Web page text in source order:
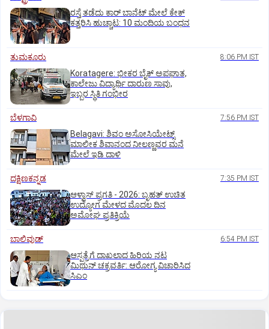
ರಸ್ತೆ ತಡೆದು ಕಾರ್ ಬಾನೆಟ್ ಮೇಲೆ ಕೇಕ್
ಕತ್ತರಿಸಿ ಹುಚ್ಚಾಟ: 10 ಮಂದಿಯ ಬಂಧನ
ತುಮಕೂರು 8:06 PM IST
Koratagere: ಭೀಕರ ಬೈಕ್ ಅಪಘಾತ,
ಕಾಲೇಜು ವಿದ್ಯಾರ್ಥಿ ದಾರುಣ ಸಾವು,
ಇಬ್ಬರ ಸ್ಥಿತಿ ಗಂಭೀರ
ಬೆಳಗಾವಿ 7:56 PM IST
Belagavi: ಶಿವಂ ಅಸೋಸಿಯೇಟ್ಸ್
ಮಾಲೀಕ ಶಿವಾನಂದ ನೀಲಣ್ಣವರ ಮನೆ
ಮೇಲೆ ಇಡಿ‌ ದಾಳಿ
ದಕ್ಷಿಣಕನ್ನಡ 7:35 PM IST
ಆಳ್ವಾಸ್‌ ಪ್ರಗತಿ - 2026: ಬೃಹತ್ ಉಚಿತ
ಉದ್ಯೋಗ ಮೇಳದ ಮೊದಲ ದಿನ
ಅಮೋಘ ಪ್ರತಿಕ್ರಿಯೆ
ಬಾಲಿವುಡ್‌ 6:54 PM IST
ಆಸ್ಪತ್ರೆಗೆ ದಾಖಲಾದ ಹಿರಿಯ ನಟ
ಮಿಥುನ್ ಚಕ್ರವರ್ತಿ: ಆರೋಗ್ಯ ವಿಚಾರಿಸಿದ
ಸಿಎಂ